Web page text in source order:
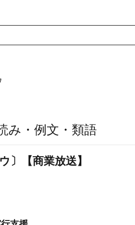
み・例文・類語
〕【商業放送】